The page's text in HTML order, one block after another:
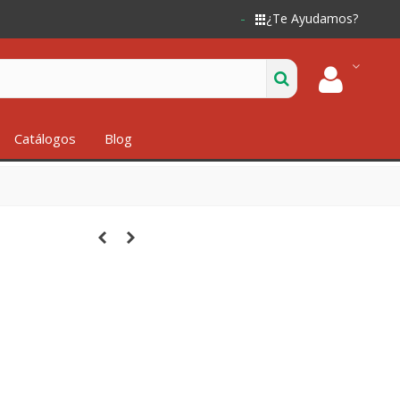
¿Te Ayudamos?
Catálogos Blog